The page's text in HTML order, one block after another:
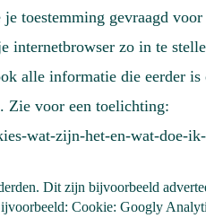
toestemming gevraagd voor
internetbrowser zo in te
alle informatie die eerder is
Zie voor een toelichting:
wat-zijn-het-en-wat-doe-
Dit zijn bijvoorbeeld
Cookie: Googly